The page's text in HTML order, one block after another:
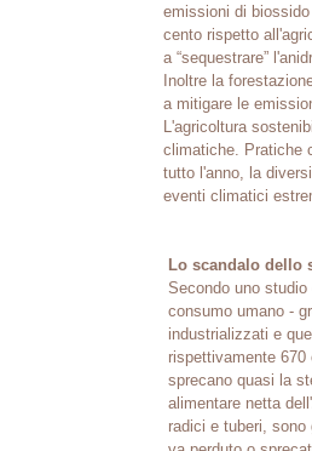
emissioni di
cento rispetto
a “sequestrare”
Inoltre la
a mitigare le
L'agricoltura
climatiche. Pratiche
tutto l'anno, la
eventi climatici
Lo scandalo dello
Secondo uno
consumo umano -
industrializzati e
rispettivamente
sprecano quasi la
alimentare netta
radici e tuberi,